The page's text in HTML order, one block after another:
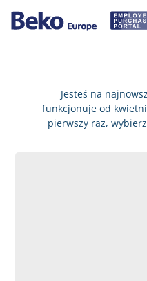
Jesteś na
funkcjonuje od
pierwszy raz, wybierz